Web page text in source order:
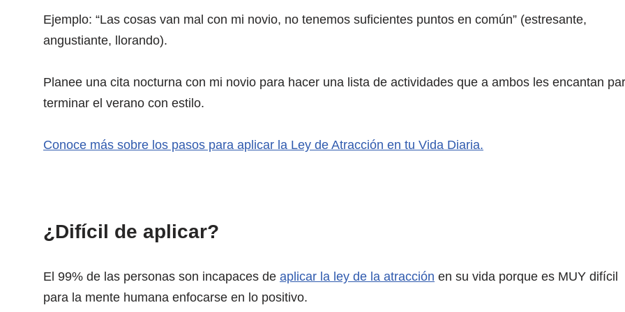
Ejemplo: “Las cosas van mal con mi novio, no tenemos suficientes puntos en común” (estresante,
angustiante, llorando).
Planee una cita nocturna con mi novio para hacer una lista de actividades que a ambos les encantan
terminar el verano con estilo.
Conoce más sobre los pasos para aplicar la Ley de Atracción en tu Vida Diaria.
¿Difícil de aplicar?
El 99% de las personas son incapaces de aplicar la ley de la atracción en su vida porque es MUY difícil
para la mente humana enfocarse en lo positivo.